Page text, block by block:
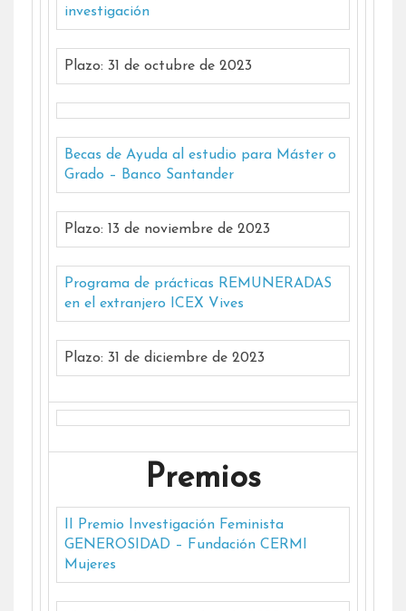
investigación
Plazo: 31 de octubre de 2023
Becas de Ayuda al estudio para Máster o
Grado – Banco Santander
Plazo: 13 de noviembre de 2023
Programa de prácticas REMUNERADAS
en el extranjero ICEX Vives
Plazo: 31 de diciembre de 2023
Premios
II Premio Investigación Feminista
GENEROSIDAD – Fundación CERMI
Mujeres